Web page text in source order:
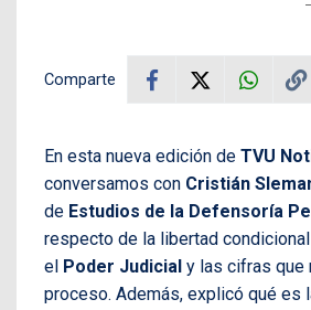
Comparte
En esta nueva edición de TVU
conversamos con Cristián
de Estudios de la Defensoría
respecto de la libertad
el Poder Judicial y las cifras que
proceso. Además, explicó qué es